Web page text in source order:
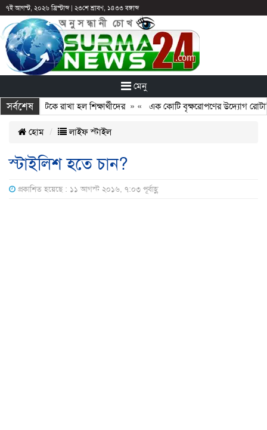
৭ই আগস্ট, ২০২৬ খ্রিস্টাব্দ| ২৩শে শ্রাবণ, ১৪৩৩ বঙ্গাব্দ
মেনু
সর্বশেষ
পরও আটকে রাখা হল শিক্ষার্থীদের» « এক কোটি বৃক্ষরোপণের উদ্যোগ রোটারি
হোম লাইফ স্টাইল
স্টাইলিশ হতে চান?
প্রকাশিত হয়েছে : ১১ আগস্ট ২০১৬, ৭:০৩ পূর্বাহ্ণ